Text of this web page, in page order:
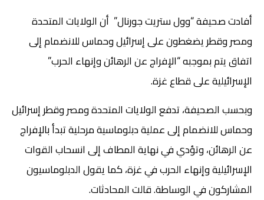
أفادت صحيفة “وول ستريت جورنال” أن الولايات المتحدة
ومصر وقطر يضغطون على إسرائيل وحماس للانضمام إلى
اتفاق يتم بموجبه “الإفراج عن الرهائن وإنهاء الحرب”
الإسرائيلية على قطاع غزة.
وبحسب الصحيفة، تدفع الولايات المتحدة ومصر وقطر إسرائيل
وحماس للانضمام إلى عملية دبلوماسية مرحلية تبدأ بالإفراج
عن الرهائن، وتؤدي في نهاية المطاف إلى انسحاب القوات
الإسرائيلية وإنهاء الحرب في غزة، كما يقول الدبلوماسيون
المشاركون في الوساطة. قالت المحادثات.